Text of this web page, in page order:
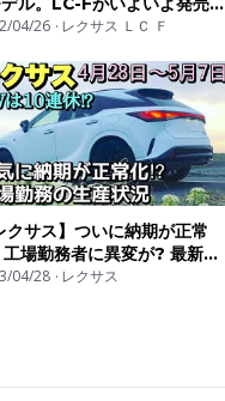
。LEXUS LC500 LC-F
04/26 レクサス ＬＣ Ｆ
クサス】ついに納期が正常
工場勤務者に異変が? 最新情
04/28 レクサス